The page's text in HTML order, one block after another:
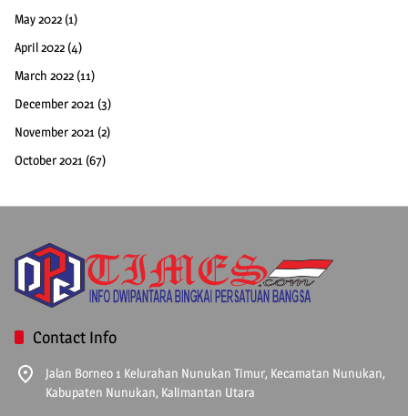
May 2022 (1)
April 2022 (4)
March 2022 (11)
December 2021 (3)
November 2021 (2)
October 2021 (67)
Contact Info
Jalan Borneo 1 Kelurahan Nunukan Timur, Kecamatan Nunukan,
Kabupaten Nunukan, Kalimantan Utara